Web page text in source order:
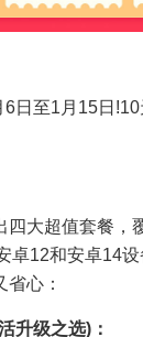
日至1月15日
四大超值套餐，
卓12和安卓14
心：
升级之选)：